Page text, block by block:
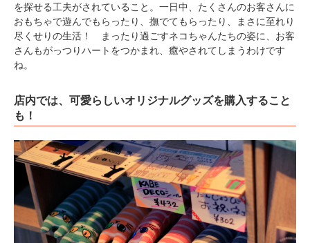
を探せる工夫がされていること。一日中、たくさんのお客さんに
おもちゃで遊んでもらったり、撫でてもらったり、まさに至れり
尽くせりの生活！ まったり過ごすネコちゃんたちの姿に、お客
さんもがっつりハートをつかまれ、癒やされてしまうわけです
ね。
店内では、可愛らしいオリジナルグッズを購入すること
も！